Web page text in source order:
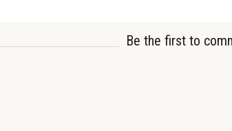
Be the first to